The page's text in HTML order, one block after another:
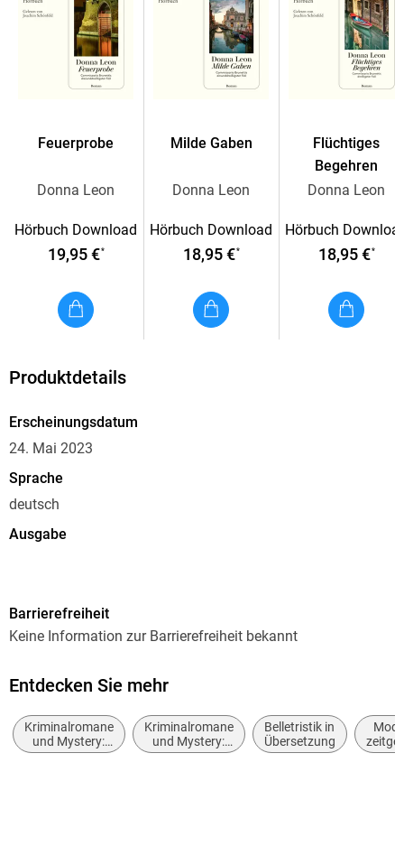
Feuerprobe
Donna Leon
Hörbuch Download
19,95 €*
Milde Gaben
Donna Leon
Hörbuch Download
18,95 €*
Flüchtiges
Begehren
Donna Leon
Hörbuch
18,95 €*
Produktdetails
Erscheinungsdatum
24. Mai 2023
Sprache
deutsch
Ausgabe
410,79 MB
Laufzeit
Commissario Brunetti, 32
Autor/Autorin
Barrierefreiheit
Keine Information zur Barrierefreiheit bekannt
Entdecken Sie mehr
Kriminalromane
und Mystery:
Cosy Mystery
Kriminalromane
und Mystery:
Polizeiarbeit &
Belletristik in
Übersetzung